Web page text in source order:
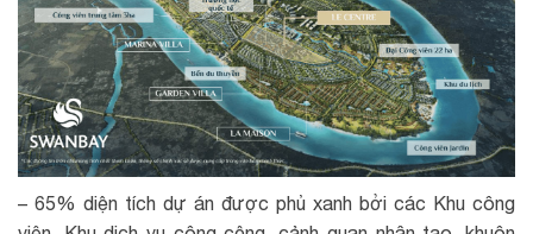
– 65% diện tích dự án được phủ xanh bởi các Khu công